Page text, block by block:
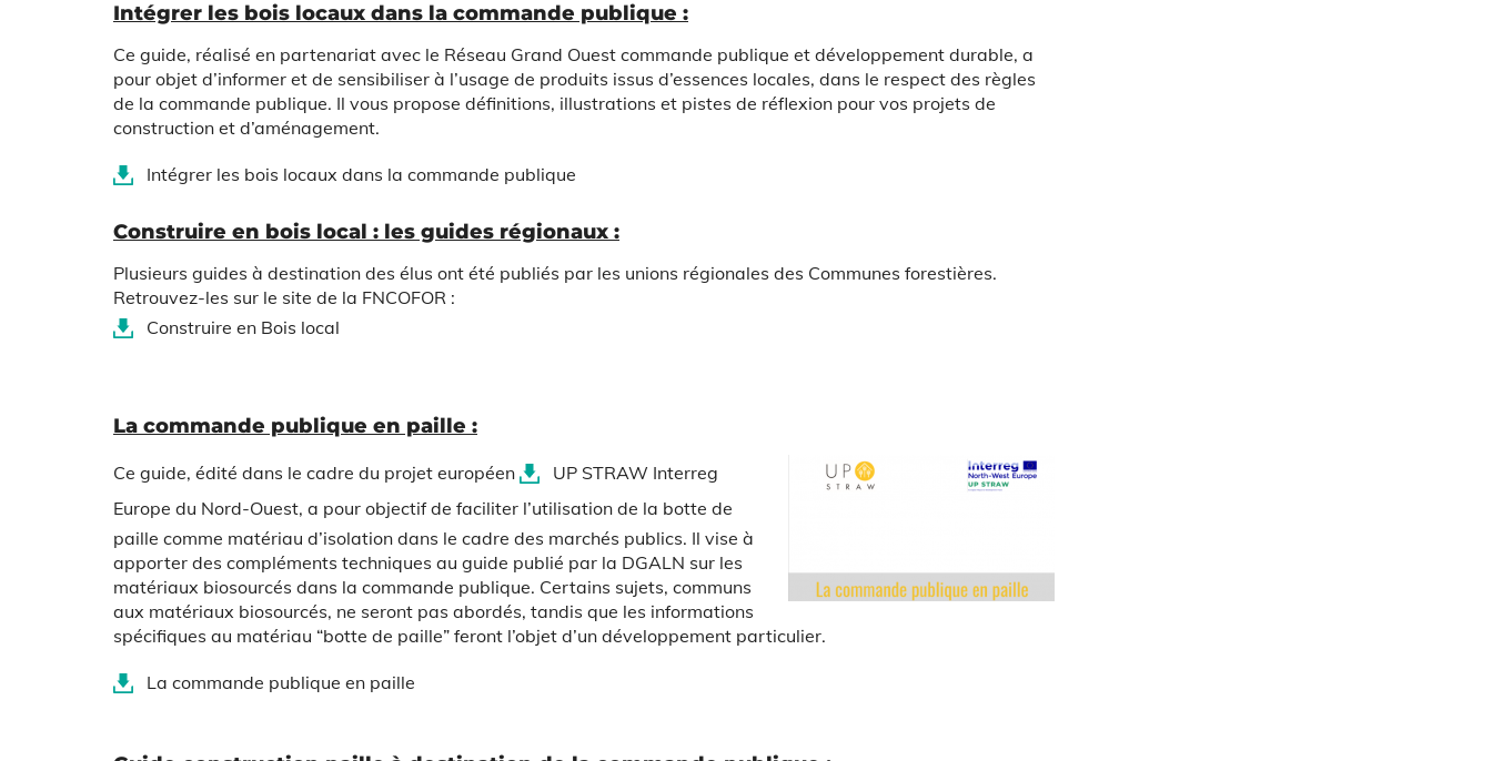
Intégrer les bois locaux dans la commande publique :
Ce guide, réalisé en partenariat avec le Réseau Grand Ouest commande publique et développement durable, a
pour objet d’informer et de sensibiliser à l’usage de produits issus d’essences locales, dans le respect des règles
de la commande publique. Il vous propose définitions, illustrations et pistes de réflexion pour vos projets de
construction et d’aménagement.
Intégrer les bois locaux dans la commande publique
Construire en bois local : les guides régionaux :
Plusieurs guides à destination des élus ont été publiés par les unions régionales des Communes forestières.
Retrouvez-les sur le site de la FNCOFOR :
Construire en Bois local
La commande publique en paille :
Ce guide, édité dans le cadre du projet européen
UP STRAW Interreg
Europe du Nord-Ouest, a pour objectif de faciliter l’utilisation de la botte de
paille comme matériau d’isolation dans le cadre des marchés publics. Il vise à
apporter des compléments techniques au guide publié par la DGALN sur les
matériaux biosourcés dans la commande publique. Certains sujets, communs
aux matériaux biosourcés, ne seront pas abordés, tandis que les informations
spécifiques au matériau “botte de paille” feront l’objet d’un développement particulier.
La commande publique en paille